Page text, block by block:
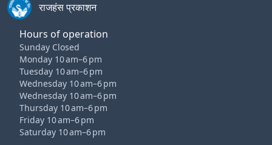
राजहंस प्रकाशन
Hours of operation
Sunday Closed
Monday 10 am–6 pm
Tuesday 10 am–6 pm
Wednesday 10 am–6 pm
Wednesday 10 am–6 pm
Thursday 10 am–6 pm
Friday 10 am–6 pm
Saturday 10 am–6 pm